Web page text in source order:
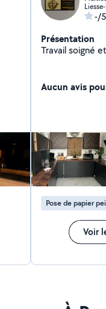
-/5
Présentation
Travail soigné
Aucun avis
Pose de papier
Voir